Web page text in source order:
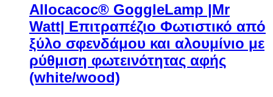
Allocacoc® GoggleLamp |Mr
Watt| Επιτραπέζιο Φωτιστικό από
ξύλο σφενδάμου και αλουμίνιο με
ρύθμιση φωτεινότητας αφής
(white/wood)